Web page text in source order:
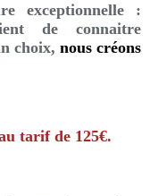
exceptionnelle :
de connaitre
choix, nous créons
tarif de 125€.